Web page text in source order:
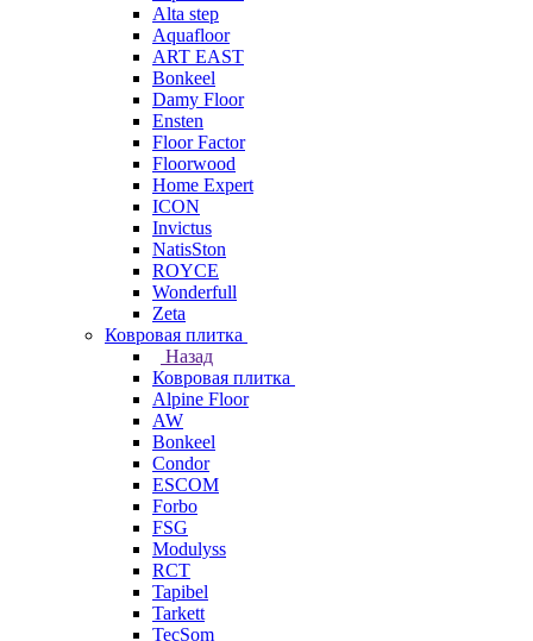
Alta step
Aquafloor
ART EAST
Bonkeel
Damy Floor
Ensten
Floor Factor
Floorwood
Home Expert
ICON
Invictus
NatisSton
ROYCE
Wonderfull
Zeta
Ковровая плитка
Назад
Ковровая плитка
Alpine Floor
AW
Bonkeel
Condor
ESCOM
Forbo
FSG
Modulyss
RCT
Tapibel
Tarkett
TecSom